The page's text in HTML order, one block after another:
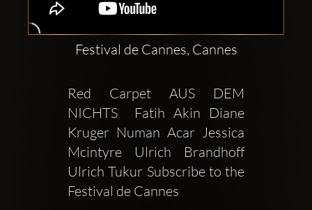
Festival de Cannes, Cannes
Red Carpet AUS DEM
NICHTS  Fatih Akin Diane
Kruger Numan Acar Jessica
Mcintyre Ulrich Brandhoff
Ulrich Tukur Subscribe to the
Festival de Cannes